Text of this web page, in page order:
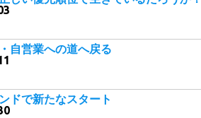
自営業への道へ戻る
ドで新たなスタート